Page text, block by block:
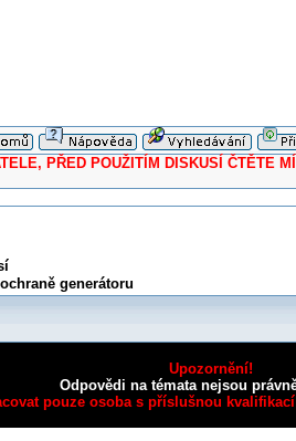
PŘED POUŽITÍM DISKUSÍ ČTĚTE
generátoru
Upozornění!
Odpovědi na témata nejsou
pouze osoba s příslušnou